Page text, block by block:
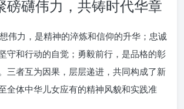
磅礴伟力，共铸时代华章
伟力，是精神的淬炼和信仰的升华；忠诚
守和行动的自觉；勇毅前行，是品格的彰
三者互为因果，层层递进，共同构成了新
全体中华儿女应有的精神风貌和实践准